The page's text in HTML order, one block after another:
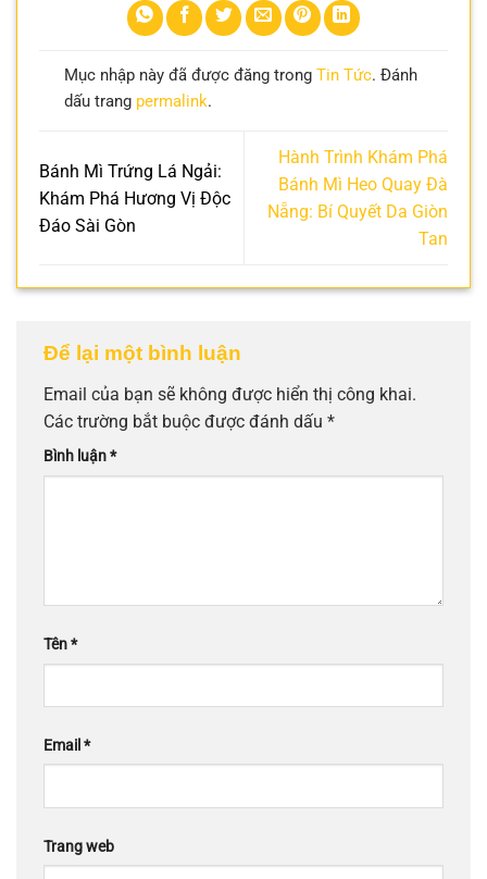
Mục nhập này đã được đăng trong Tin Tức. Đánh
dấu trang permalink.
Bánh Mì Trứng Lá Ngải:
Khám Phá Hương Vị Độc
Đáo Sài Gòn
Hành Trình Khám Phá
Bánh Mì Heo Quay Đà
Nẵng: Bí Quyết Da Giòn
Tan
Để lại một bình luận
Email của bạn sẽ không được hiển thị công khai.
Các trường bắt buộc được đánh dấu *
Bình luận*
Tên*
Email *
Trang web